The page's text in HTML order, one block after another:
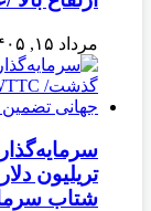
مرداد ۱۵, ۱۴۰۵
شتاب